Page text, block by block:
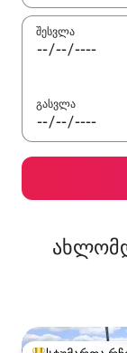
შესვლა
გასვლა